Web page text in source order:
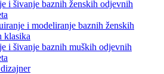
i šivanje baznih ženskih odjevnih
i modeliranje baznih ženskih
klasika
i šivanje baznih muških odjevnih